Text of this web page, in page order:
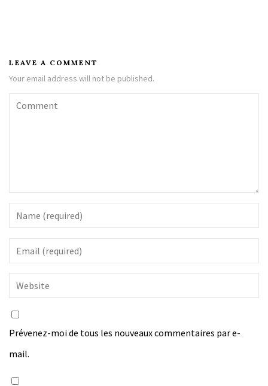
LEAVE A COMMENT
Your email address will not be published.
Prévenez-moi de tous les nouveaux commentaires par e-
mail.